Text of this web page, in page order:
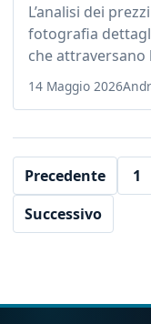
L’analisi dei
fotografia
che attraversano
14 Maggio 2026
Precedente 1
Successivo